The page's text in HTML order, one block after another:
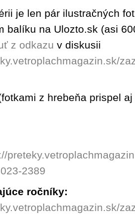
je len pár ilustračných
balíku na Ulozto.sk (asi
z odkazu v diskusii
z hrebeňa prispel aj
2389
ročníky: